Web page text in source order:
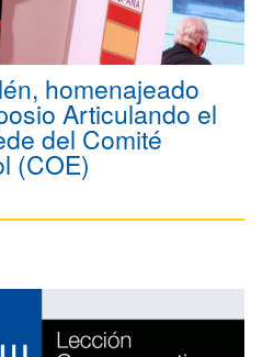
homenajeado
Articulando el
del Comité
(COE)